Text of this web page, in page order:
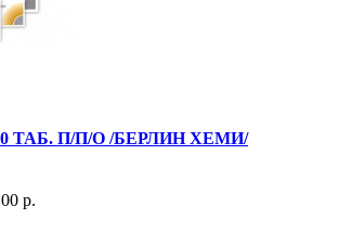
ТАБ. П/П/О /БЕРЛИН ХЕМИ/
р.